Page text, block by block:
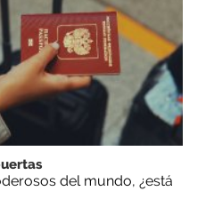
del mundo, ¿está